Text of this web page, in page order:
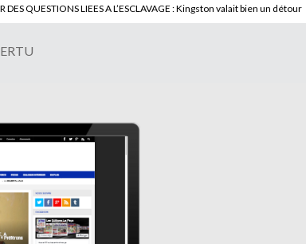
BENINOIS : Quand Patrice quitte le pouvoir sans partir !